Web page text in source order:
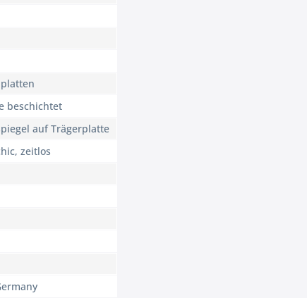
beschichtet
auf Trägerplatte
zeitlos